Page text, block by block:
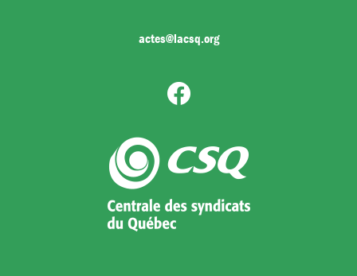
actes@lacsq.org